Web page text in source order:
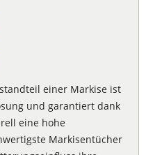
einer Markise ist
und garantiert dank
eine hohe
Markisentücher